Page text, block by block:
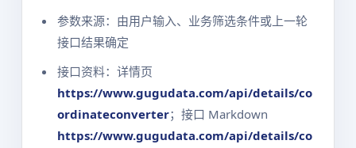
参数来源：由用户输入、业务筛选条件或上一轮
接口结果确定
接口资料：详情页
https://www.gugudata.com/api/details/co
ordinateconverter；接口 Markdown
https://www.gugudata.com/api/details/co